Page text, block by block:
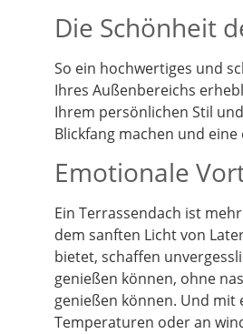
Die Schönheit
So ein hochwertiges und
Ihres Außenbereichs
Ihrem persönlichen Stil
Blickfang machen und
Emotionale
Ein Terrassendach ist
dem sanften Licht von
bietet, schaffen
genießen können, ohne
genießen können. Und mit
Temperaturen oder an